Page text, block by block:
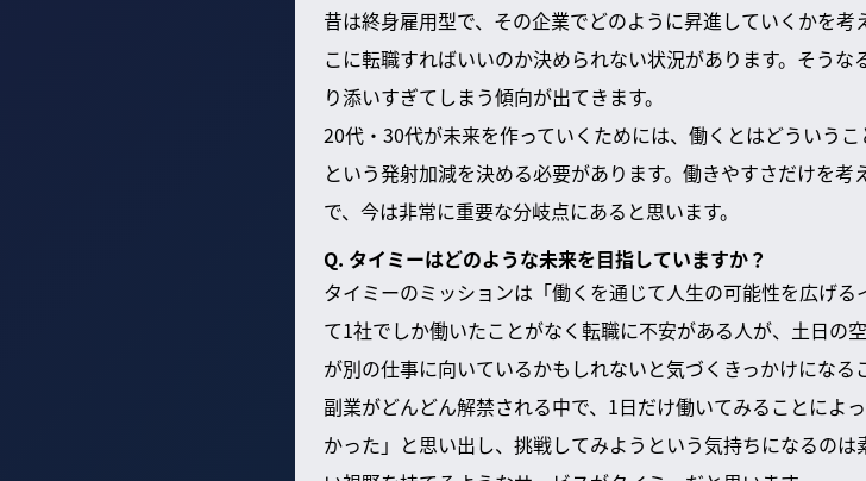
昔は終身雇用型で、その企業でどのように昇進していくかを
こに転職すればいいのか決められない状況があります。そう
り添いすぎてしまう傾向が出てきます。
20代・30代が未来を作っていくためには、働くとはどういう
という発射加減を決める必要があります。働きやすさだけを
で、今は非常に重要な分岐点にあると思います。
Q. タイミーはどのような未来を目指していますか？
タイミーのミッションは「働くを通じて人生の可能性を広げ
て1社でしか働いたことがなく転職に不安がある人が、土日の
が別の仕事に向いているかもしれないと気づくきっかけになる
副業がどんどん解禁される中で、1日だけ働いてみることによ
かった」と思い出し、挑戦してみようという気持ちになるの